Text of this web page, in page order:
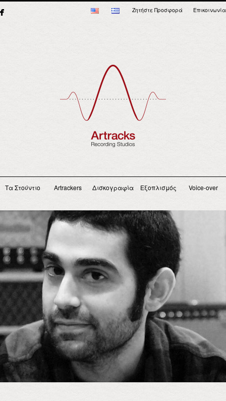
Ζητήστε Προσφορά Επικοινωνία
Main menu
Τα Στούντιο Artrackers Δισκογραφία Εξοπλισμός Voice-over